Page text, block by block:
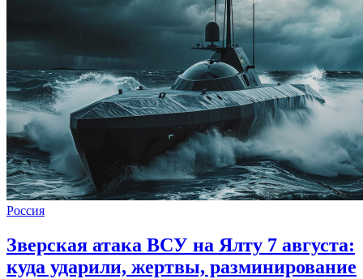
Россия
Зверская атака ВСУ на Ялту 7 августа:
куда ударили, жертвы, разминирование